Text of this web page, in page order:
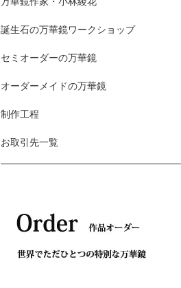
誕生石の万華鏡ワークショップ
セミオーダーの万華鏡
オーダーメイドの万華鏡
制作工程
お取引先一覧